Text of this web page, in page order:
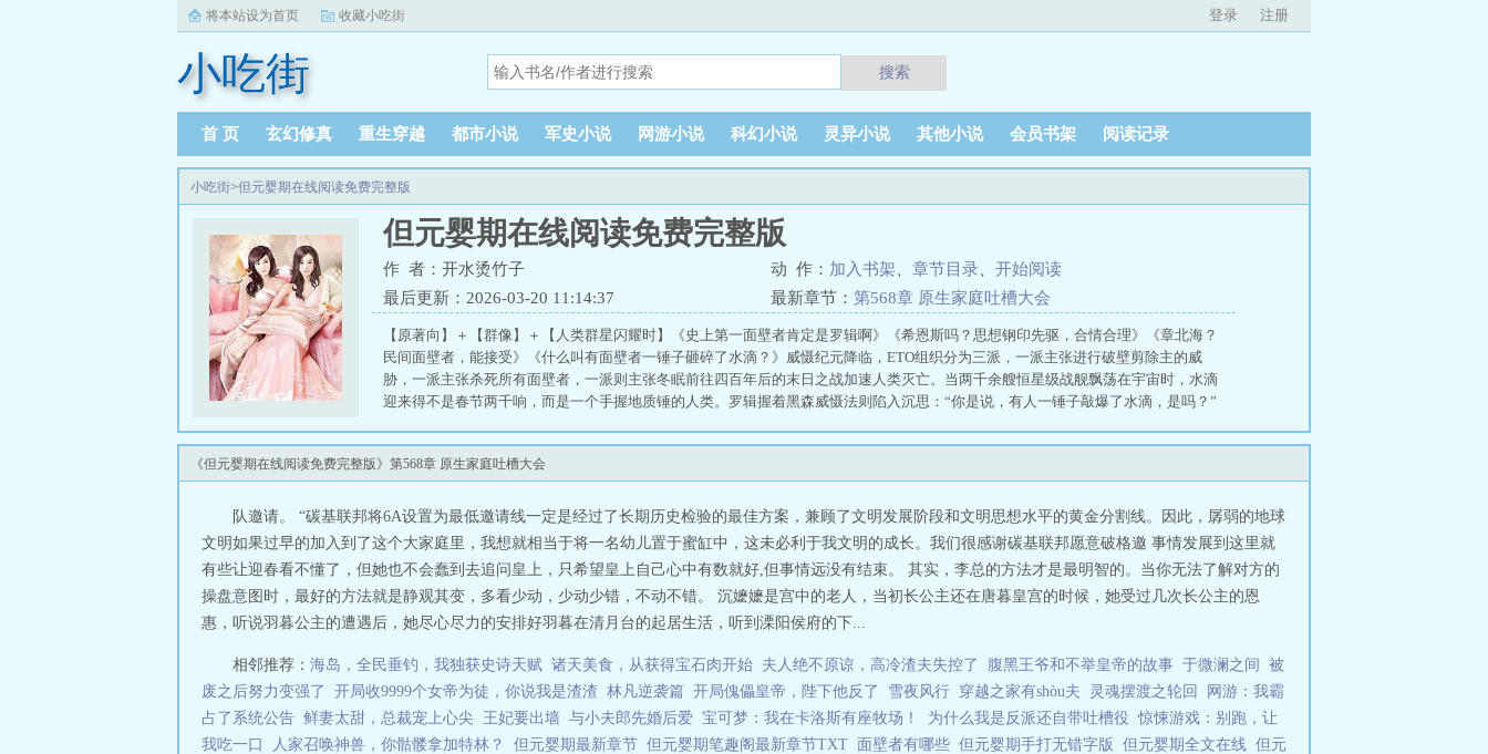
将本站设为首页 收藏小吃街 登录 注册
小吃街 搜索
首 页 玄幻修真 重生穿越 都市小说 军史小说 网游小说 科幻小说 灵异小说 其他小说 会员书架 阅读记录
小吃街>但元婴期在线阅读免费完整版
但元婴期在线阅读免费完整版
作 者：开水烫竹子 动 作： 加入书架 章节目录
开始阅读
最后更新：2026-03-20 11:14:37
最新章节： 第568章 原生家庭吐槽大会
【原著向】＋【群像】＋【人类群星闪耀时】《史上第一面壁者肯定是罗辑啊》《希恩斯吗？思想钢印先驱，合情合理》《章北海？
民间面壁者，能接受》《什么叫有面壁者一锤子砸碎了水滴？》威慑纪元降临，ETO组织分为三派，一派主张进行破壁剪除主的威
胁，一派主张杀死所有面壁者，一派则主张冬眠前往四百年后的末日之战加速人类灭亡。当两千余艘恒星级战舰飘荡在宇宙时，水滴
迎来得不是春节两千响，而是一个手握地质锤的人类。罗辑握着黑森威慑法则陷入沉思：“你是说，有人一锤子敲爆了水滴，是吗？”
技文明一点小小的修仙震撼。三体、乡村教师、白垩纪往事、吞噬者、朝闻道、诗云、低温艺术家、微纪元、流浪地球……已读过万
订作品《炮火弧线》《希灵帝国》《死在火星上》感兴趣的话就和我一起搜书名阅读吧。支持正版，就在阅文！
《但元婴期在线阅读免费完整版》第568章 原生家庭吐槽大会
队邀请。 “碳基联邦将6A设置为最低邀请线一定是经过了长期历史检验的最佳方案，兼顾了文明发展阶段和文明思想水平的黄金分割线。因此，孱弱的地球
文明如果过早的加入到了这个大家庭里，我想就相当于将一名幼儿置于蜜缸中，这未必利于我文明的成长。我们很感谢碳基联邦愿意破格邀 事情发展到这里就
有些让迎春看不懂了，但她也不会蠢到去追问皇上，只希望皇上自己心中有数就好,但事情远没有结束。 其实，李总的方法才是最明智的。当你无法了解对方的
操盘意图时，最好的方法就是静观其变，多看少动，少动少错，不动不错。 沉嬷嬷是宫中的老人，当初长公主还在唐暮皇宫的时候，她受过几次长公主的恩
惠，听说羽暮公主的遭遇后，她尽心尽力的安排好羽暮在清月台的起居生活，听到溧阳侯府的下...
相邻推荐： 海岛，全民垂钓，我独获史诗天赋 诸天美食，从获得宝石肉开始 夫人绝不原谅，高冷渣夫失控了 腹黑王爷和不举皇帝的故事 于微澜之间
被
废之后努力变强了
开局收9999个女帝为徒，你说我是渣渣 林凡逆袭篇 开局傀儡皇帝，陛下他反了 雪夜风行 穿越之家有shòu夫 灵魂摆渡之轮回
网游：我霸
占了系统公告 鲜妻太甜，总裁宠上心尖 王妃要出墙 与小夫郎先婚后爱 宝可梦：我在卡洛斯有座牧场！ 为什么我是反派还自带吐槽役 惊悚游戏：别跑，让
我吃一口
人家召唤神兽，你骷髅拿加特林？ 但元婴期最新章节 但元婴期笔趣阁最新章节TXT 面壁者有哪些 但元婴期手打无错字版 但元婴期全文在线 但元